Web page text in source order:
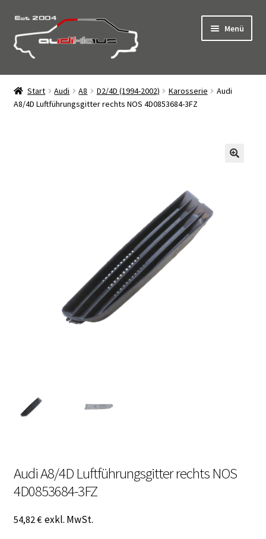
Zur
Navigation
springen
Zum
Inhalt
springen
Menü
Start
AGB
Warenkorb
Wunschzettel
Zahlung und Versand
Start Audi A8 D2/4D (1994-2002) Karosserie
Audi
A8/4D Luftführungsgitter rechts NOS 4D0853684-3FZ
Audi A8/4D Luftführungsgitter rechts NOS
4D0853684-3FZ
54,82€ exkl. MwSt.